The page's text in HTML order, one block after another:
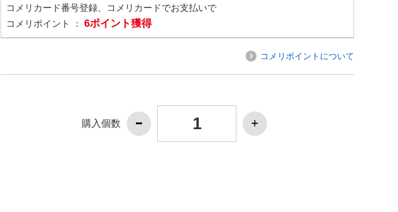
コメリカード番号登録、コメリカードでお支払いで
コメリポイント ： 6ポイント獲得
コメリポイントについて
購入個数